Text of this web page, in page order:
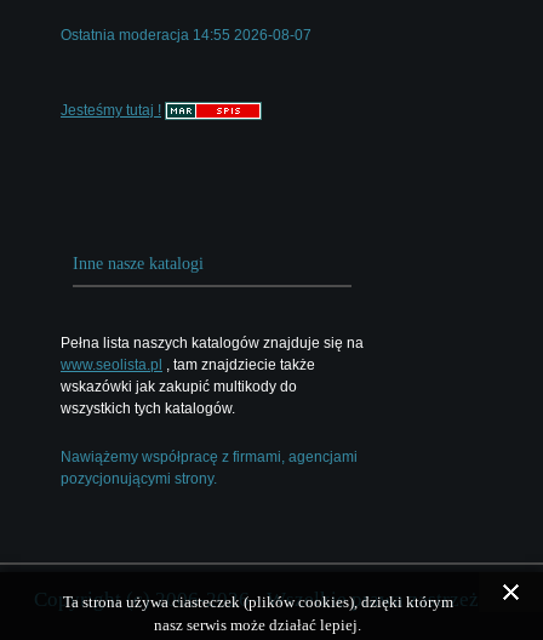
Ostatnia moderacja 14:55 2026-08-07
Jesteśmy tutaj !
Inne nasze katalogi
Pełna lista naszych katalogów znajduje się na
www.seolista.pl , tam znajdziecie także
wskazówki jak zakupić multikody do
wszystkich tych katalogów.
Nawiążemy współpracę z firmami, agencjami
pozycjonującymi strony.
Copyright (c) 2006-2026 - Wszelkie prawa zastrzeżone
Ta strona używa ciasteczek (plików cookies), dzięki którym
nasz serwis może działać lepiej.